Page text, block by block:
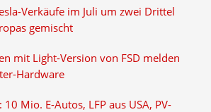
Verkäufe im Juli um zwei Drittel
gemischt
mit Light-Version von FSD melden
Hardware
Mio. E-Autos, LFP aus USA, PV-